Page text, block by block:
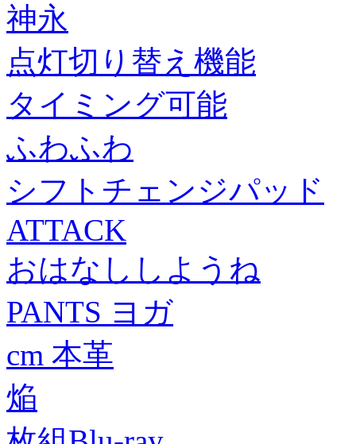
神永
点灯切り替え機能
タイミング可能
ふわふわ
シフトチェンジパッド
ATTACK
おはなししようね
PANTS ヨガ
cm 本革
焔